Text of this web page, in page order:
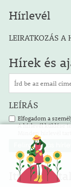
Hírlevél
LEIRATKOZÁS A
Hírek és
LEÍRÁS
Elfogadom a
A hírlevél küldése
Minden hírlevél
Itt is